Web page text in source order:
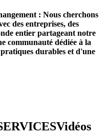
: Nous cherchons
des entreprises, des
entier partageant notre
communauté dédiée à la
durables et d'une
Vidéos